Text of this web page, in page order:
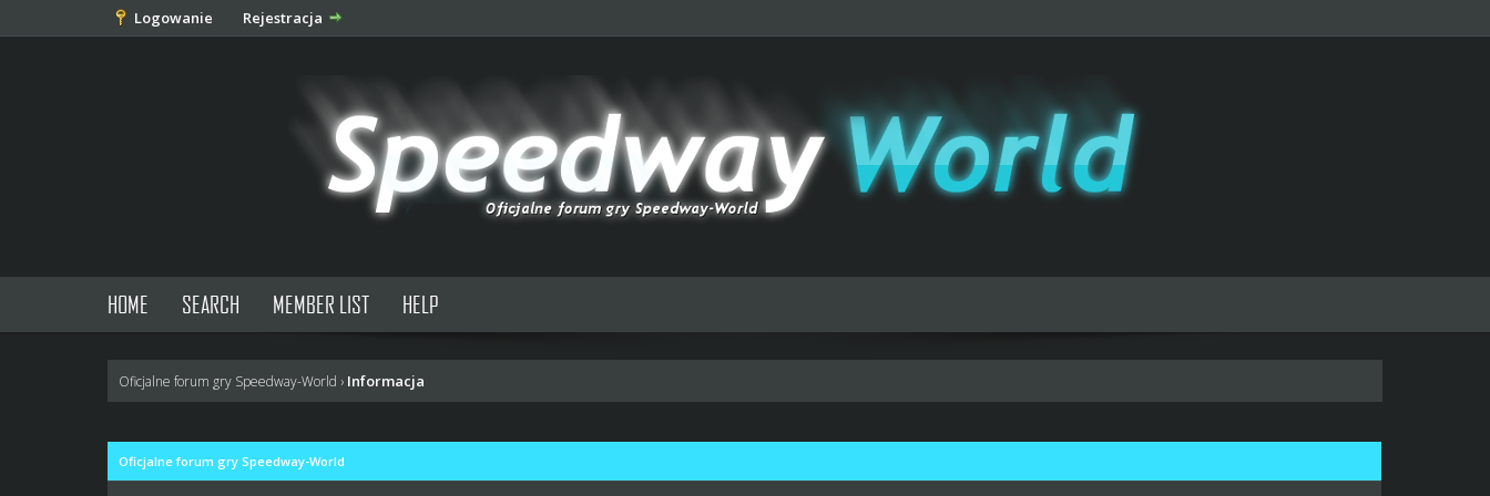
Logowanie Rejestracja
HOME SEARCH MEMBER LIST HELP
Oficjalne forum gry Speedway-World › Informacja
Oficjalne forum gry Speedway-World